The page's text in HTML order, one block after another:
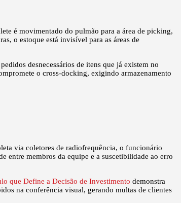
é movimentado do pulmão para a área de picking,
o estoque está invisível para as áreas de
desnecessários de itens que já existem no
o cross-docking, exigindo armazenamento
via coletores de radiofrequência, o funcionário
entre membros da equipe e a suscetibilidade ao erro
que Define a Decisão de Investimento demonstra
na conferência visual, gerando multas de clientes